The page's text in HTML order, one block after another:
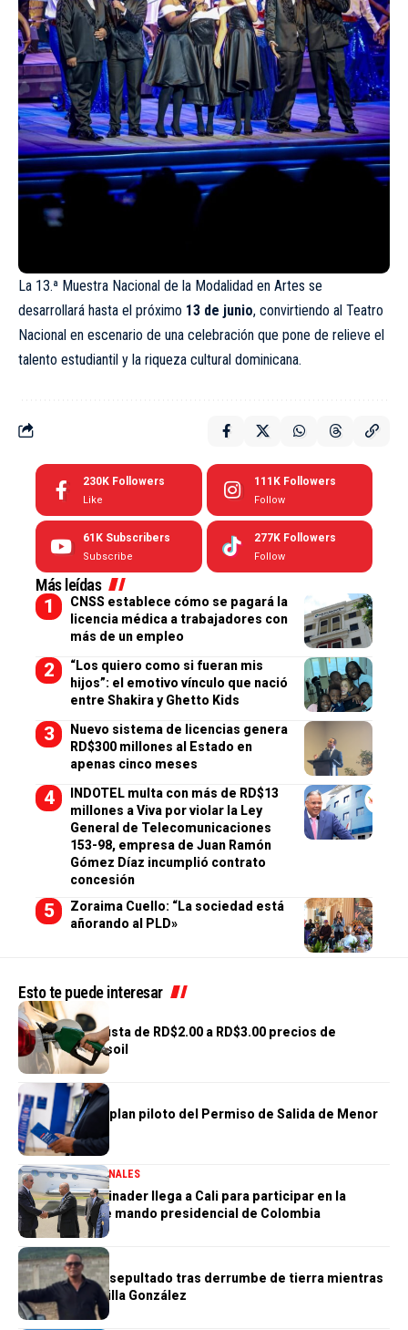
La 13.ª Muestra Nacional de la Modalidad en Artes se
desarrollará hasta el próximo 13 de junio, convirtiendo al Teatro
Nacional en escenario de una celebración que pone de relieve el
talento estudiantil y la riqueza cultural dominicana.
230K Followers
Like
111K Followers
Follow
61K Subscribers
Subscribe
277K Followers
Follow
Más leídas
CNSS establece cómo se pagará la
licencia médica a trabajadores con
más de un empleo
“Los quiero como si fueran mis
hijos”: el emotivo vínculo que nació
entre Shakira y Ghetto Kids
Nuevo sistema de licencias genera
RD$300 millones al Estado en
apenas cinco meses
INDOTEL multa con más de RD$13
millones a Viva por violar la Ley
General de Telecomunicaciones
153-98, empresa de Juan Ramón
Gómez Díaz incumplió contrato
concesión
Zoraima Cuello: “La sociedad está
añorando al PLD»
Esto te puede interesar
NACIONALES
Gobierno reajusta de RD$2.00 a RD$3.00 precios de
gasolinas y gasoil
NACIONALES
DGM concluye plan piloto del Permiso de Salida de Menor
100 % Digital
DESTACADANACIONALES
Presidente Abinader llega a Cali para participar en la
transmisión de mando presidencial de Colombia
NACIONALES
Obrero muere sepultado tras derrumbe de tierra mientras
trabajaba en Villa González